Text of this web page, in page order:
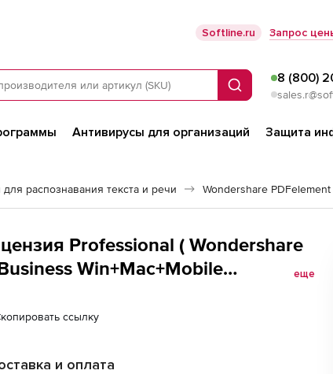
Softline.ru Запрос
Поиск
8 (800)
Антивирусы для организаций Защита
распознавания текста и речи Wondershare PDFelement
Professional ( Wondershare
Win+Mac+Mobile
еще
ссылку
и оплата